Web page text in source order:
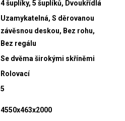
4 šuplíky, 5 šuplíků, Dvoukřídlá
Uzamykatelná, S děrovanou
závěsnou deskou, Bez rohu,
Bez regálu
Se dvěma širokými skříněmi
Rolovací
5
4550x463x2000